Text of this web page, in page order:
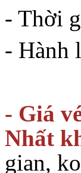
- Thời
- Hành
- Giá
Nhất
gian,